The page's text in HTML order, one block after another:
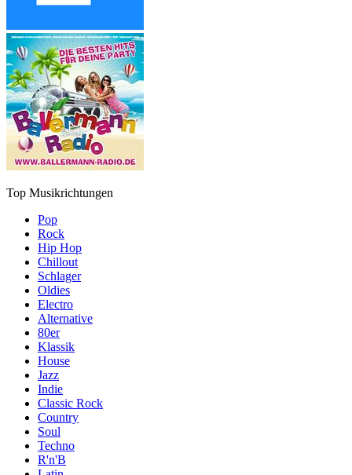
Top Musikrichtungen
Pop
Rock
Hip Hop
Chillout
Schlager
Oldies
Electro
Alternative
80er
Klassik
House
Jazz
Indie
Classic Rock
Country
Soul
Techno
R'n'B